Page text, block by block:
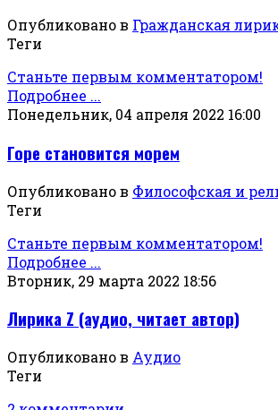
Опубликовано в Гражданская
Теги
Станьте первым комментатором!
Подробнее ...
Понедельник, 04 апреля 2022 16:00
Горе становится морем
Опубликовано в Философская и
Теги
Станьте первым комментатором!
Подробнее ...
Вторник, 29 марта 2022 18:56
Лирика Z (аудио, читает автор)
Опубликовано в Аудио
Теги